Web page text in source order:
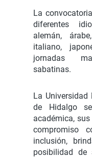
La
diferentes
alemán,
italiano,
jornadas
sabatinas.
La
de Hidalgo
académica,
compromiso
inclusión,
posibilidad